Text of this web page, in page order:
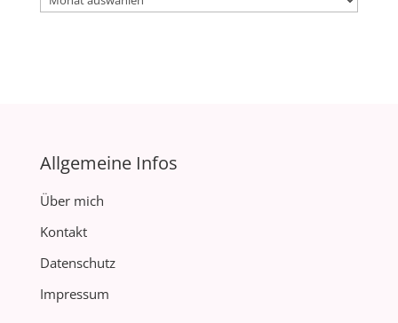
Allgemeine Infos
Über mich
Kontakt
Datenschutz
Impressum